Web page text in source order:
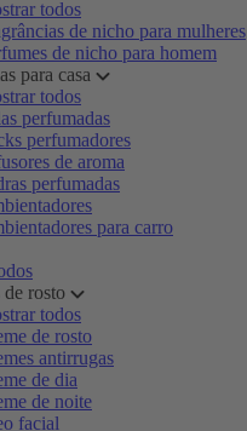
todos
de nicho para mulheres
de nicho para homem
para casa
todos
perfumadas
perfumadores
de aroma
perfumadas
para carro
rosto
todos
de rosto
antirrugas
de dia
de noite
facial